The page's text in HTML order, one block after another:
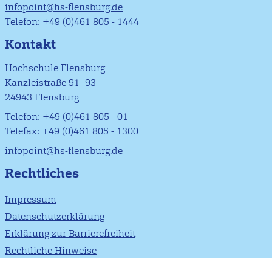
infopoint@hs-flensburg.de
Telefon: +49 (0)461 805 - 1444
Kontakt
Hochschule Flensburg
Kanzleistraße 91–93
24943 Flensburg
Telefon: +49 (0)461 805 - 01
Telefax: +49 (0)461 805 - 1300
infopoint@hs-flensburg.de
Rechtliches
Impressum
Datenschutzerklärung
Erklärung zur Barrierefreiheit
Rechtliche Hinweise